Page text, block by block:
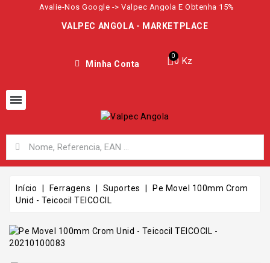
Avalie-Nos Google -> Valpec Angola E Obtenha 15%
VALPEC ANGOLA - MARKETPLACE
Minha Conta 0 Kz
Início Ferragens Suportes
Pe Movel 100mm Crom
Unid - Teicocil TEICOCIL